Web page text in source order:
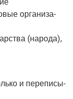
орга­ни­за­
(наро­да),
и пере­пи­сы­